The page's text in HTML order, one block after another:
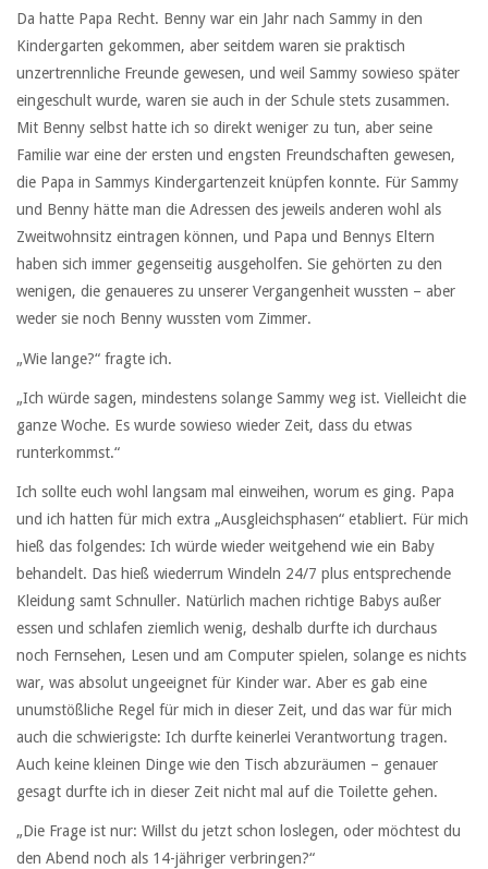
Da hatte Papa Recht. Benny war ein Jahr nach Sammy in den
Kindergarten gekommen, aber seitdem waren sie praktisch
unzertrennliche Freunde gewesen, und weil Sammy sowieso später
eingeschult wurde, waren sie auch in der Schule stets zusammen.
Mit Benny selbst hatte ich so direkt weniger zu tun, aber seine
Familie war eine der ersten und engsten Freundschaften gewesen,
die Papa in Sammys Kindergartenzeit knüpfen konnte. Für Sammy
und Benny hätte man die Adressen des jeweils anderen wohl als
Zweitwohnsitz eintragen können, und Papa und Bennys Eltern
haben sich immer gegenseitig ausgeholfen. Sie gehörten zu den
wenigen, die genaueres zu unserer Vergangenheit wussten – aber
weder sie noch Benny wussten vom Zimmer.
„Wie lange?“ fragte ich.
„Ich würde sagen, mindestens solange Sammy weg ist. Vielleicht die
ganze Woche. Es wurde sowieso wieder Zeit, dass du etwas
runterkommst.“
Ich sollte euch wohl langsam mal einweihen, worum es ging. Papa
und ich hatten für mich extra „Ausgleichsphasen“ etabliert. Für mich
hieß das folgendes: Ich würde wieder weitgehend wie ein Baby
behandelt. Das hieß wiederrum Windeln 24/7 plus entsprechende
Kleidung samt Schnuller. Natürlich machen richtige Babys außer
essen und schlafen ziemlich wenig, deshalb durfte ich durchaus
noch Fernsehen, Lesen und am Computer spielen, solange es nichts
war, was absolut ungeeignet für Kinder war. Aber es gab eine
unumstößliche Regel für mich in dieser Zeit, und das war für mich
auch die schwierigste: Ich durfte keinerlei Verantwortung tragen.
Auch keine kleinen Dinge wie den Tisch abzuräumen – genauer
gesagt durfte ich in dieser Zeit nicht mal auf die Toilette gehen.
„Die Frage ist nur: Willst du jetzt schon loslegen, oder möchtest du
den Abend noch als 14-jähriger verbringen?“